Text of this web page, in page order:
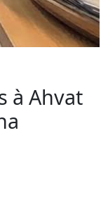
à Ahvat